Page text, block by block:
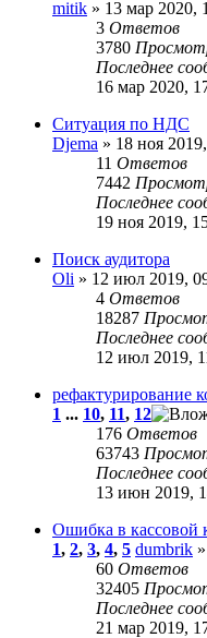
mitik » 13 мар 2020,
3 Ответов
3780
Последнее
16 мар 2020,
Ситуация по НДС
Djema » 18 ноя
11 Ответов
7442
Последнее
19 ноя 2019,
Поиск аудитора
Oli » 12 июл 2019,
4 Ответов
18287
Последнее
12 июл 2019,
рефактурирование
1 ... 10, 11, 12
176 Ответов
63743
Последнее
13 июн 2019,
Ошибка в кассовой
1, 2, 3, 4, 5 dumbrik
60 Ответов
32405
Последнее
21 мар 2019,